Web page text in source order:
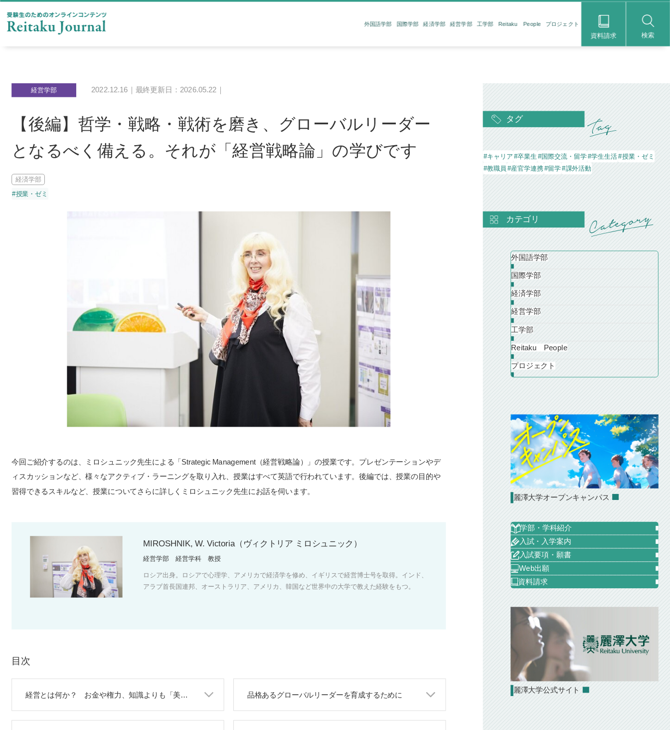
外国語学部 国際学部 経済学部 経営学部 工学部 Reitaku People プロジェクト
資料請求 検索
経営学部 2022.12.16｜最終更新日：2026.05.22｜
【後編】哲学・戦略・戦術を磨き、グローバルリーダー
となるべく備える。それが「経営戦略論」の学びです
経済学部
#授業・ゼミ
今回ご紹介するのは、ミロシュニック先生による「Strategic Management（経営戦略論）」の授業です。プレゼンテーションやデ
ィスカッションなど、様々なアクティブ・ラーニングを取り入れ、授業はすべて英語で行われています。後編では、授業の目的や
習得できるスキルなど、授業についてさらに詳しくミロシュニック先生にお話を伺います。
MIROSHNIK, W. Victoria（ヴィクトリア ミロシュニック）
経営学部 経営学科 教授
ロシア出身。ロシアで心理学、アメリカで経済学を修め、イギリスで経営博士号を取得。インド、
アラブ首長国連邦、オーストラリア、アメリカ、韓国など世界中の大学で教えた経験をもつ。
目次
品格あるグローバルリーダーを育成するために
タグ
#キャリア #卒業生 #国際交流・留学#学生生活#授業・ゼミ
#教職員 #産官学連携#留学#課外活動
カテゴリ
外国語学部
国際学部
経済学部
経営学部
工学部
Reitaku People
プロジェクト
麗澤大学オープンキャンパス
学部・学科紹介
入試・入学案内
入試要項・願書
Web出願
資料請求
麗澤大学公式サイト